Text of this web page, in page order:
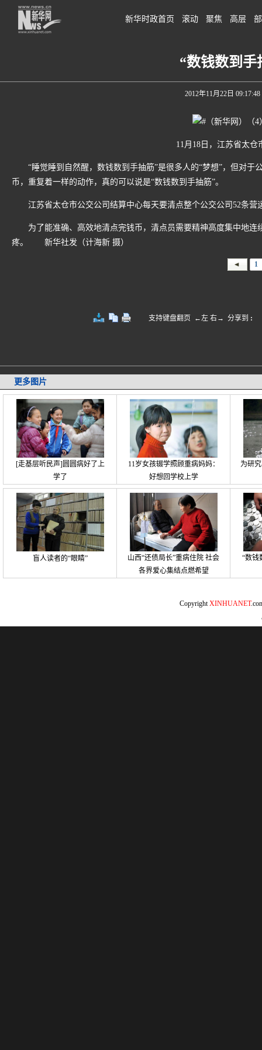
新华时政首页 滚动 聚焦 高层
“数钱数到手
2012年11月22日 09:17:48
11月18日，江苏省太仓
“睡觉睡到自然醒，数钱数到手抽筋”是很多人的“梦想”，但对于
币，重复着一样的动作，真的可以说是“数钱数到手抽筋”。
江苏省太仓市公交公司结算中心每天要清点整个公交公司52条营
为了能准确、高效地清点完钱币，清点员需要精神高度集中地连
疼。 新华社发（计海新 摄）
1
支持键盘翻页 ←左 右→ 分享到 :
更多图片
[走基层听民声]圆圆病好了上
学了
11岁女孩辍学照顾重病妈妈：
好想回学校上学
为研
盲人读者的“眼睛”
山西“还债局长”重病住院 社会
各界爱心集结点燃希望
“数钱
CopyrightXINHUANET